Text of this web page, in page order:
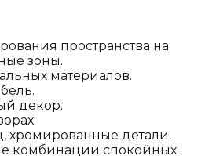
пространства на
зоны.
материалов.
декор.
хромированные детали.
комбинации спокойных